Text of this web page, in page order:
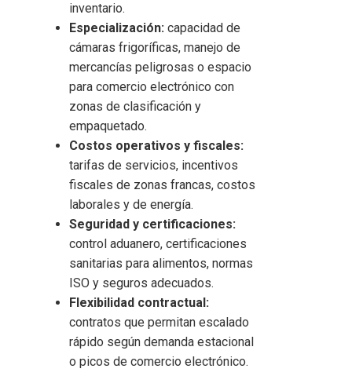
inventario.
Especialización: capacidad de
cámaras frigoríficas, manejo de
mercancías peligrosas o espacio
para comercio electrónico con
zonas de clasificación y
empaquetado.
Costos operativos y fiscales:
tarifas de servicios, incentivos
fiscales de zonas francas, costos
laborales y de energía.
Seguridad y certificaciones:
control aduanero, certificaciones
sanitarias para alimentos, normas
ISO y seguros adecuados.
Flexibilidad contractual:
contratos que permitan escalado
rápido según demanda estacional
o picos de comercio electrónico.